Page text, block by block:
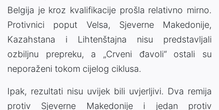
Belgija je kroz kvalifikacije prošla relativno mirno.
Protivnici poput Velsa, Sjeverne Makedonije,
Kazahstana i Lihtenštajna nisu predstavljali
ozbiljnu prepreku, a „Crveni đavoli“ ostali su
neporaženi tokom cijelog ciklusa.
Ipak, rezultati nisu uvijek bili uvjerljivi. Dva remija
protiv Sjeverne Makedonije i jedan protiv